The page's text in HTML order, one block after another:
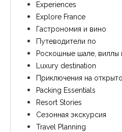
Experiences
Explore France
Гастрономия и вино
Путеводители по
Роскошные шале, виллы
Luxury destination
Приключения на
Packing Essentials
Resort Stories
Сезонная экскурсия
Travel Planning